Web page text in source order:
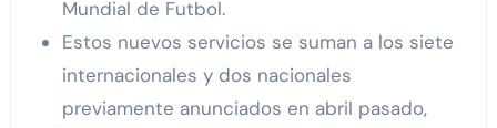
Mundial de Futbol.
Estos nuevos servicios se suman a los siete
internacionales y dos nacionales
previamente anunciados en abril pasado,